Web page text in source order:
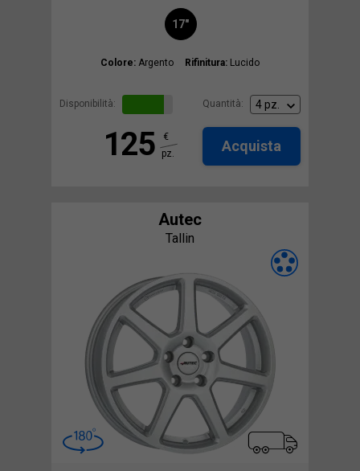
17"
Colore: Argento Rifinitura: Lucido
Disponibilità: Quantità:
125
€
pz.
Acquista
Autec
Tallin